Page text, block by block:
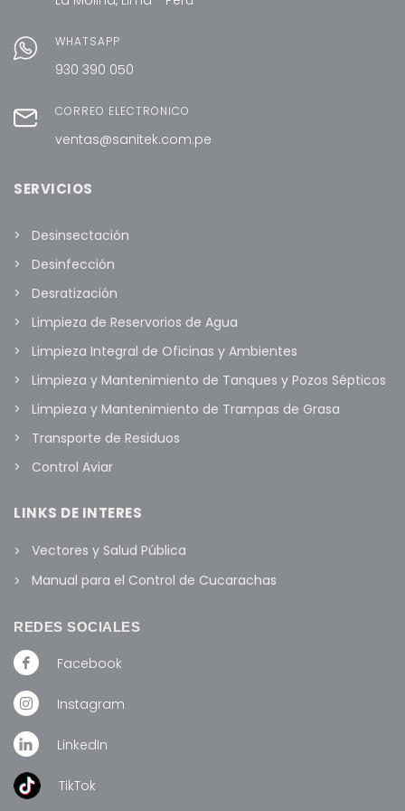
WHATSAPP
930 390 050
CORREO ELECTRÓNICO
ventas@sanitek.com.pe
SERVICIOS
Desinsectación
Desinfección
Desratización
Limpieza de Reservorios de Agua
Limpieza Integral de Oficinas y Ambientes
Limpieza y Mantenimiento de Tanques y Pozos Sépticos
Limpieza y Mantenimiento de Trampas de Grasa
Transporte de Residuos
Control Aviar
LINKS DE INTERES
Vectores y Salud Pública
Manual para el Control de Cucarachas
REDES SOCIALES
Facebook
Instagram
LinkedIn
TikTok